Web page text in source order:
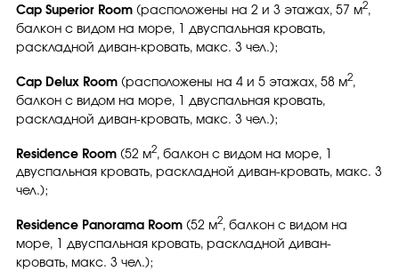
Cap Superior Room (расположены на 2 и 3 этажах, 57 м2,
балкон с видом на море, 1 двуспальная кровать,
раскладной диван-кровать, макс. 3 чел.);
Cap Delux Room (расположены на 4 и 5 этажах, 58 м2,
балкон с видом на море, 1 двуспальная кровать,
раскладной диван-кровать, макс. 3 чел.);
Residence Room (52 м2, балкон с видом на море, 1
двуспальная кровать, раскладной диван-кровать, макс. 3
чел.);
Residence Panorama Room (52 м2, балкон с видом на
море, 1 двуспальная кровать, раскладной диван-
кровать, макс. 3 чел.);